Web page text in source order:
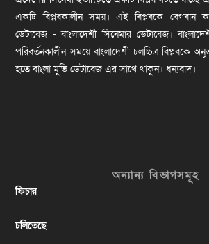
একটি বিপ্লবকালীন সময়। এই বিপ্লবকে বেগবান
ডেটাবেজ - বাংলাদেশী সিনেমার ডেটাবেজ।
পরিবর্তনকালীন সময়ে বাংলাদেশী চলচ্চিত্র বিপ্লবকে
হতে বাংলা মুভি ডেটাবেজ এর সাথে থাকুন। ধন্যবাদ।
অন্যান্য বিভাগসমূহ
ফিচার
চলিতেছে